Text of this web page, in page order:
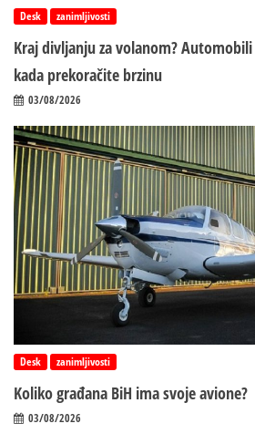
Desk zanimljivosti
Kraj divljanju za volanom?
kada prekoračite brzinu
03/08/2026
Desk zanimljivosti
Koliko građana BiH ima svoje avione?
03/08/2026